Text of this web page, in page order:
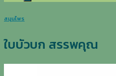
สมุนไพร
ใบบัวบก สรรพคุณ